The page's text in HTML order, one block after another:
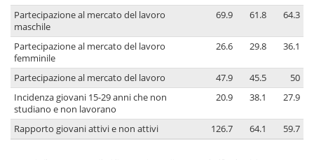
Partecipazione al mercato del lavoro
maschile
69.9 61.8 64.3
Partecipazione al mercato del lavoro
femminile
26.6 29.8 36.1
Partecipazione al mercato del lavoro 47.9 45.5
50
Incidenza giovani 15-29 anni che non
studiano e non lavorano
20.9 38.1 27.9
Rapporto giovani attivi e non attivi 126.7 64.1 59.7